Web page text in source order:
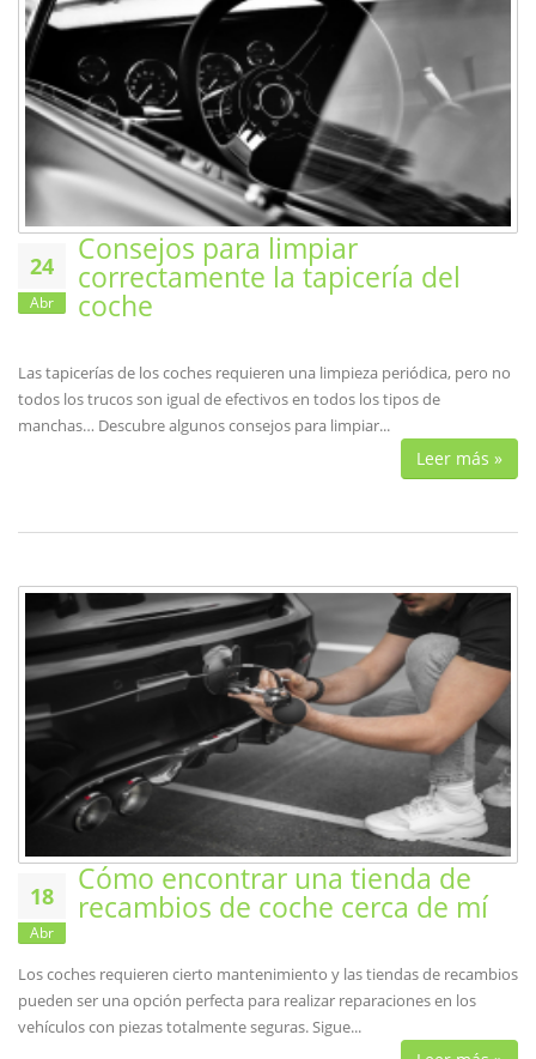
24
Abr
Consejos para limpiar
correctamente la tapicería del
coche
Las tapicerías de los coches requieren una limpieza periódica, pero no
todos los trucos son igual de efectivos en todos los tipos de
manchas… Descubre algunos consejos para limpiar...
Leer más »
18
Abr
Cómo encontrar una tienda de
recambios de coche cerca de mí
Los coches requieren cierto mantenimiento y las tiendas de recambios
pueden ser una opción perfecta para realizar reparaciones en los
vehículos con piezas totalmente seguras. Sigue...